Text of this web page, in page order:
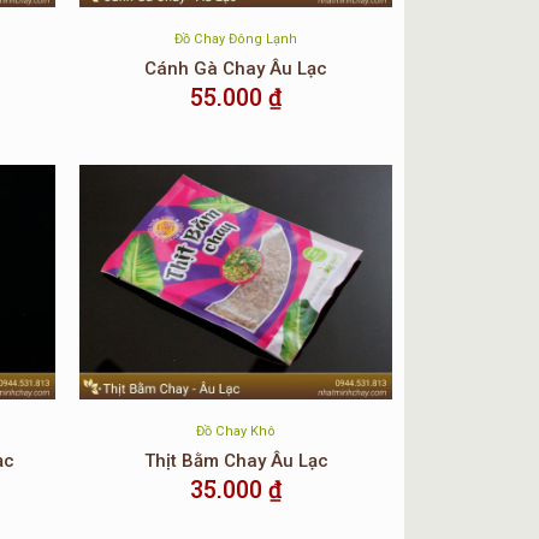
ngay.
phẩm vào chảo dầu xào chung với gói gia vị.
Đồ Chay Đông Lạnh
Cánh Gà Chay Âu Lạc
55.000 ₫
Đồ Chay Khô
Thịt Bằm Chay Âu Lạc
35.000 ₫